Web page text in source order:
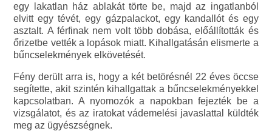
egy lakatlan ház ablakát törte be, majd az ingatlanból
elvitt egy tévét, egy gázpalackot, egy kandallót és egy
asztalt. A férfinak nem volt több dobása, előállították és
őrizetbe vették a lopások miatt. Kihallgatásán elismerte a
bűncselekmények elkövetését.
Fény derült arra is, hogy a két betörésnél 22 éves öccse
segítette, akit szintén kihallgattak a bűncselekményekkel
kapcsolatban. A nyomozók a napokban fejezték be a
vizsgálatot, és az iratokat vádemelési javaslattal küldték
meg az ügyészségnek.